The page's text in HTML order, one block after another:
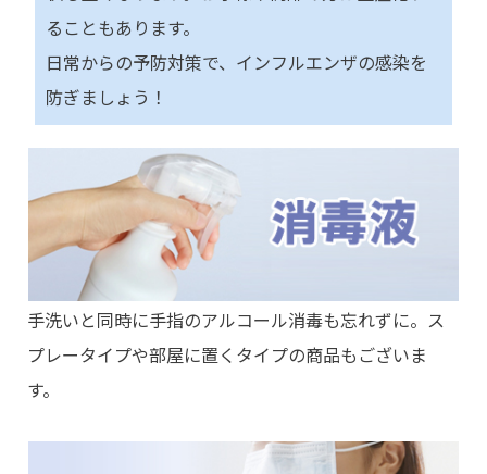
ることもあります。
日常からの予防対策で、インフルエンザの感染を
防ぎましょう！
手洗いと同時に手指のアルコール消毒も忘れずに。ス
プレータイプや部屋に置くタイプの商品もございま
す。